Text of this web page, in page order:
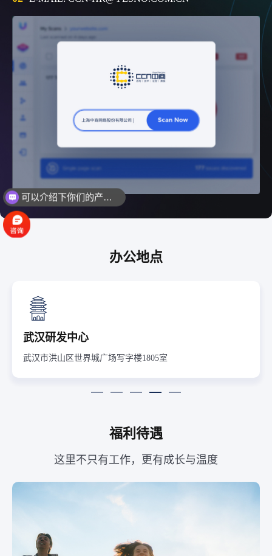
办公地点
武汉研发中心
武汉市洪山区世界城广场写字楼1805室
福利待遇
这里不只有工作，更有成长与温度
可以介绍下你们的产品么？